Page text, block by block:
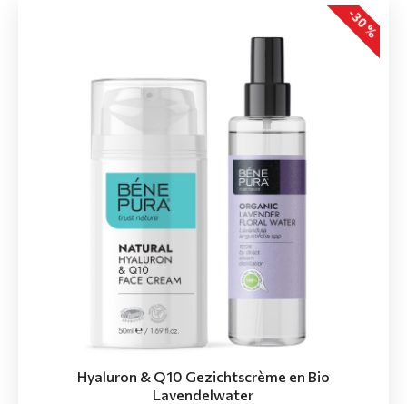
-30 %
Hyaluron & Q10 Gezichtscrème en Bio
Lavendelwater